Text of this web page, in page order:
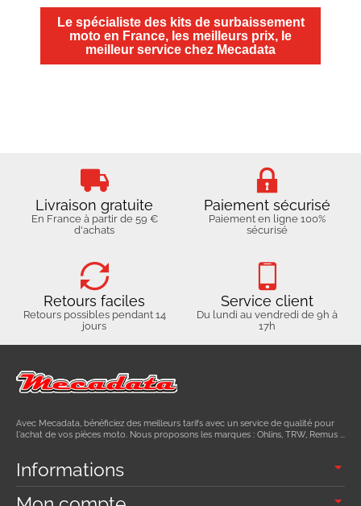
Le spécialiste des kits de surbaissement
moto en France, les meilleurs prix, le
meilleur service chez Mecadata
Livraison gratuite
En France à partir de 59 €
d'achats
Paiement sécurisé
Paiement en ligne 100%
sécurisé
Retours faciles
Retours possibles pendant 14
jours
Service client
Du lundi au vendredi de 9h à
17h
Avec Mecadata, bénéficiez des meilleurs tarifs avec un service de qualité pour
l'achat de vos pièces moto. Nous proposons les marques : Ohlins, TRW, Remus ...
Informations